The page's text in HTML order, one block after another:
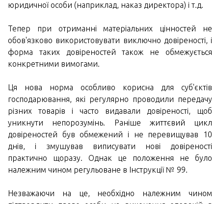
юридичної особи (наприклад, наказ директора) і т.д.
Тепер при отриманні матеріальних цінностей не
обов'язково використовувати виключно довіреності, і
форма таких довіреностей також не обмежується
конкретними вимогами.
Ця нова норма особливо корисна для суб'єктів
господарювання, які регулярно проводили передачу
різних товарів і часто видавали довіреності, щоб
уникнути непорозумінь. Раніше життєвий цикл
довіреностей був обмежений і не перевищував 10
днів, і змушував виписувати нові довіреності
практично щоразу. Однак це положення не було
належним чином регульоване в Інструкції № 99.
Незважаючи на це, необхідно належним чином